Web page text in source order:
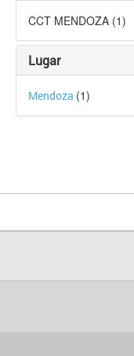
CCT MENDOZA (1)
Lugar
Mendoza (1)